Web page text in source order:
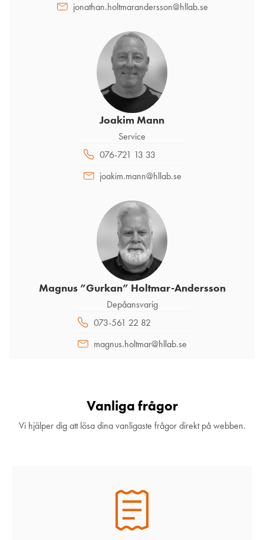
jonathan.holtmarandersson@hllab.se
Joakim Mann
Service
076-721 13 33
joakim.mann@hllab.se
Magnus ”Gurkan” Holtmar-Andersson
Depåansvarig
073-561 22 82
magnus.holtmar@hllab.se
Vanliga frågor
Vi hjälper dig att lösa dina vanligaste frågor direkt på webben.